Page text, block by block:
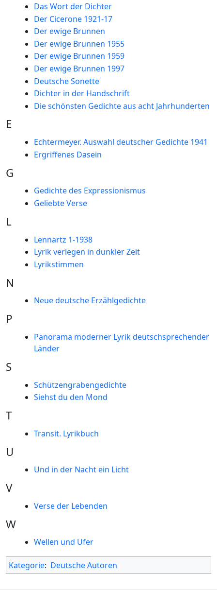
Das Wort der Dichter
Der Cicerone 1921-17
Der ewige Brunnen
Der ewige Brunnen 1955
Der ewige Brunnen 1959
Der ewige Brunnen 1997
Deutsche Sonette
Dichter in der Handschrift
Die schönsten Gedichte aus acht Jahrhunderten
E
Echtermeyer. Auswahl deutscher Gedichte 1941
Ergriffenes Dasein
G
Gedichte des Expressionismus
Geliebte Verse
L
Lennartz 1-1938
Lyrik verlegen in dunkler Zeit
Lyrikstimmen
N
Neue deutsche Erzählgedichte
P
Panorama moderner Lyrik deutschsprechender
Länder
S
Schützengrabengedichte
Siehst du den Mond
T
Transit. Lyrikbuch
U
Und in der Nacht ein Licht
V
Verse der Lebenden
W
Wellen und Ufer
Kategorie: Deutsche Autoren